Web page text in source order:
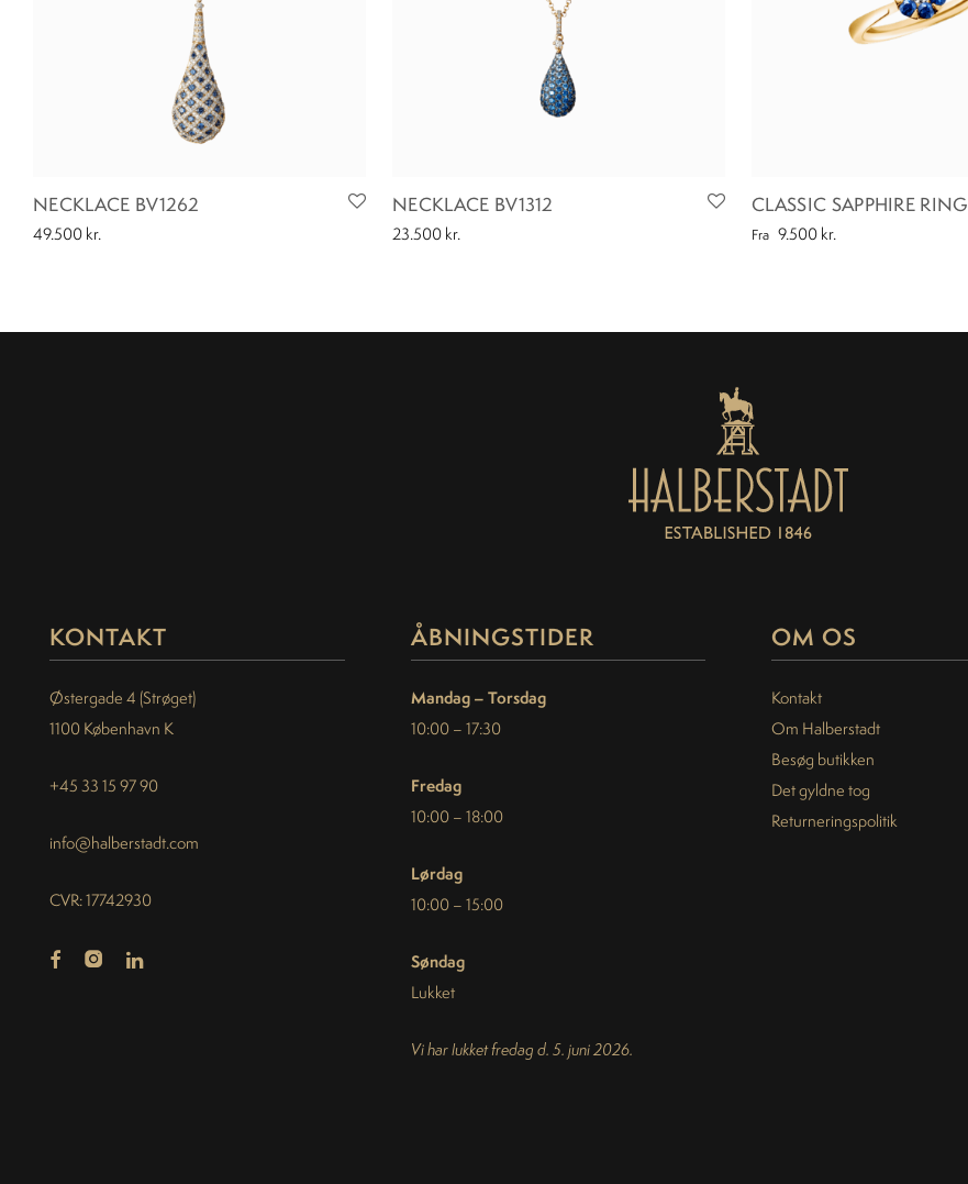
NECKLACE BV1262
49.500 kr.
NECKLACE BV1312
23.500 kr.
CLASSIC SAPPHIRE RING
Fra 9.500 kr.
KONTAKT
Østergade 4 (Strøget)
1100 København K
+45 33 15 97 90
info@halberstadt.com
CVR: 17742930
ÅBNINGSTIDER
Mandag – Torsdag
10:00 – 17:30
Fredag
10:00 – 18:00
Lørdag
10:00 – 15:00
Søndag
Lukket
Vi har lukket fredag d. 5. juni 2026.
OM OS
Kontakt
Om Halberstadt
Besøg butikken
Det gyldne tog
Returneringspolitik